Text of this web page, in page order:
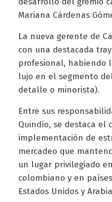
Mariana Cárdenas
La nueva gerente de
con una destacada
profesional, habiendo
lujo en el segmento
detalle o minorista).
Entre sus
Quindío, se destaca el
implementación de
mercadeo que
un lugar privilegiado
colombiano y en
Estados Unidos y